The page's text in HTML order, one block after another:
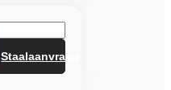
Staalaanvraag